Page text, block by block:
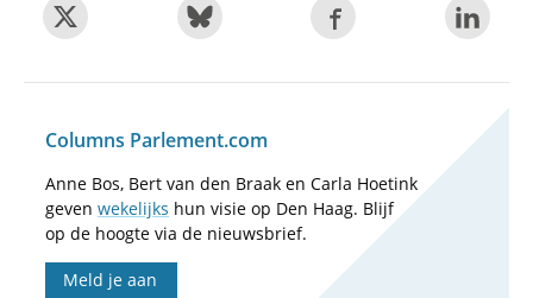
Columns Parlement.com
Anne Bos, Bert van den Braak en Carla Hoetink
geven wekelijks hun visie op Den Haag. Blijf
op de hoogte via de nieuwsbrief.
Meld je aan